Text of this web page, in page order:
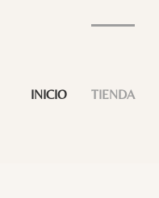
INICIO TIENDA